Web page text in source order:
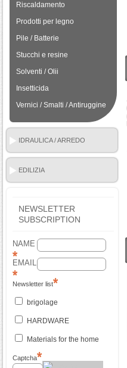
Riscaldamento
Prodotti per legno
Pile / Batterie
Stucchi e resine
Solventi / Olii
Insetticida
Vernici / Smalti / Antiruggine
IDRAULICA / ARREDO
BAGNO
EDILIZIA
NEWSLETTER
SUBSCRIPTION
NAME
EMAIL
Newsletter list
brigolage
HARDWARE
Materials for the home
Captcha